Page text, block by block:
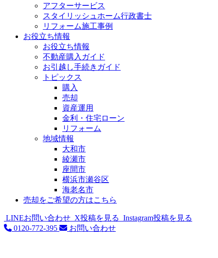
アフターサービス
スタイリッシュホーム行政書士
リフォーム施工事例
お役立ち情報
お役立ち情報
不動産購入ガイド
お引越し手続きガイド
トピックス
購入
売却
資産運用
金利・住宅ローン
リフォーム
地域情報
大和市
綾瀬市
座間市
横浜市瀬谷区
海老名市
売却をご希望の方はこちら
LINEお問い合わせ X投稿を見る Instagram投稿を見る
0120-772-395
お問い合わせ